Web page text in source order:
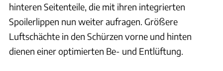
hinteren Seitenteile, die mit ihren integrierten
Spoilerlippen nun weiter aufragen. Größere
Luftschächte in den Schürzen vorne und hinten
dienen einer optimierten Be- und Entlüftung.